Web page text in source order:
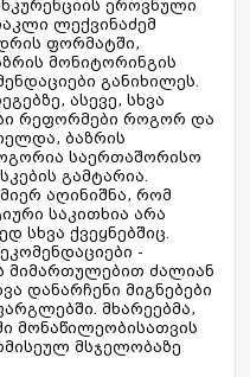
ეროვნული
ლექვინაძემ
ფორმატში,
მონიტორინგის
განიხილეს.
ასევე, სხვა
რეფორმები როგორ და
ბაზრის
საერთაშორისო
გამტარია.
აღინიშნა, რომ
საკითხია არა
სხვა ქვეყნებშიც.
-
მიმართულებით ძალიან
დანარჩენი მიგნებები
მხარეებმა,
მონაწილეობისათვის
მსჯელობაზე